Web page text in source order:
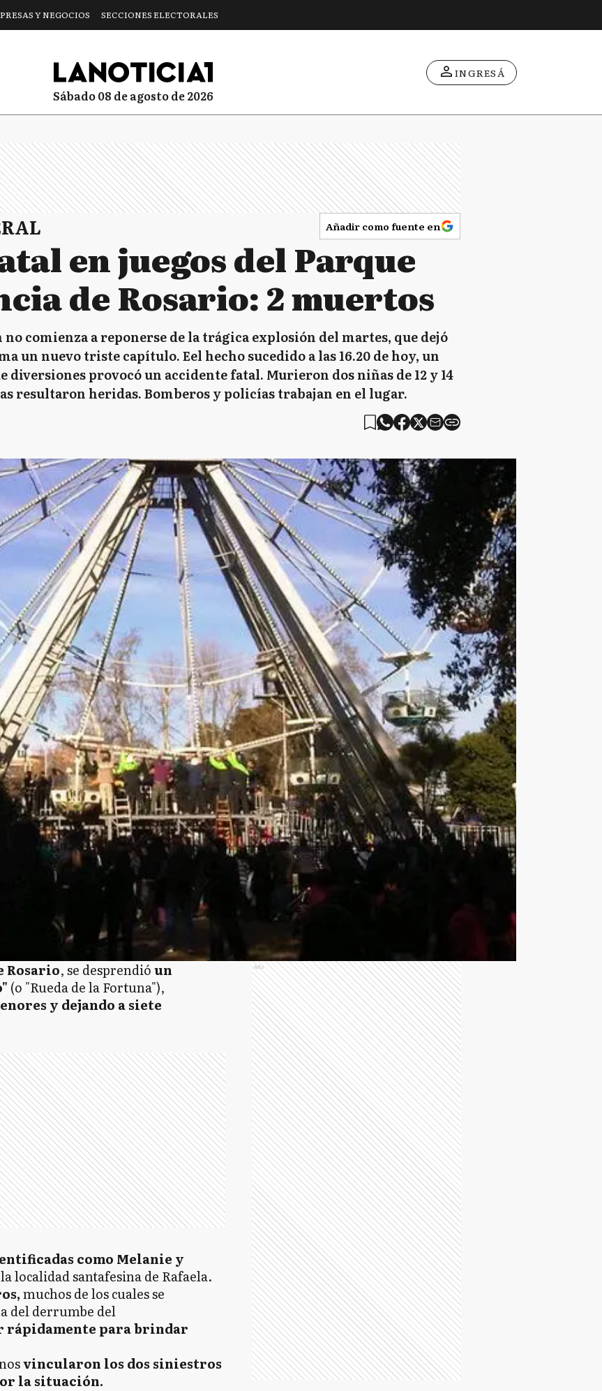
Y NEGOCIOS SECCIONES ELECTORALES
sábado 08 de agosto de 2026
INGRESÁ
Añadir como fuente en
en juegos del Parque
de Rosario: 2 muertos
no comienza a reponerse de la trágica explosión del martes, que dejó
un nuevo triste capítulo. Eel hecho sucedido a las 16.20 de hoy, un
provocó un accidente fatal. Murieron dos niñas de 12 y 14
resultaron heridas. Bomberos y policías trabajan en el lugar.
Rosario, se desprendióun
(o "Rueda de la Fortuna"),
y dejando a siete
como Melanie y
localidad santafesina de Rafaela.
muchos de los cuales se
del derrumbe del
rápidamente para brindar
vincularon los dos siniestros
la situación.
Ads